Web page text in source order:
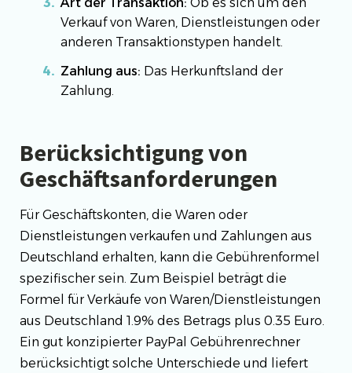
Verkauf von Waren, Dienstleistungen oder
anderen Transaktionstypen handelt.
Zahlung aus: Das Herkunftsland der
Zahlung.
Berücksichtigung von
Geschäftsanforderungen
Für Geschäftskonten, die Waren oder
Dienstleistungen verkaufen und Zahlungen aus
Deutschland erhalten, kann die Gebührenformel
spezifischer sein. Zum Beispiel beträgt die
Formel für Verkäufe von Waren/Dienstleistungen
aus Deutschland 1.9% des Betrags plus 0.35 Euro.
Ein gut konzipierter PayPal Gebührenrechner
berücksichtigt solche Unterschiede und liefert